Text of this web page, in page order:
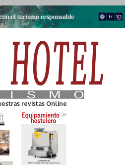
revistas Online